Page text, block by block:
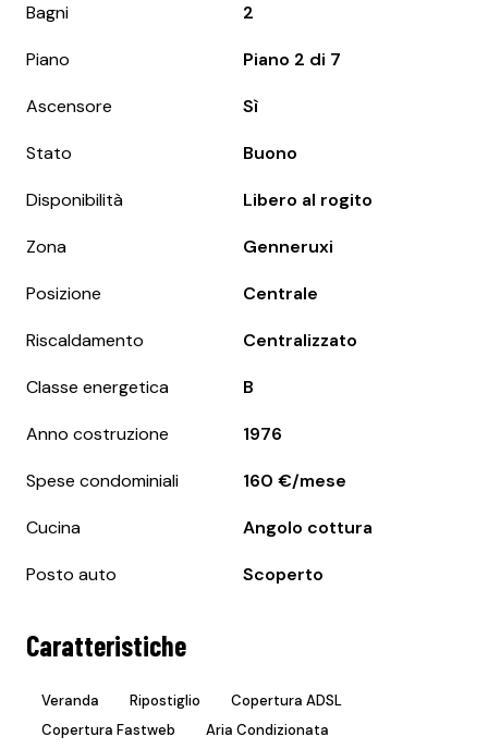
Bagni 2
Piano Piano 2 di 7
Ascensore Sì
Stato Buono
Disponibilità Libero al rogito
Zona Genneruxi
Posizione Centrale
Riscaldamento Centralizzato
Classe energetica B
Anno costruzione 1976
Spese condominiali 160 €/mese
Cucina Angolo cottura
Posto auto Scoperto
Caratteristiche
Veranda Ripostiglio
Copertura ADSL
Copertura Fastweb
Aria Condizionata